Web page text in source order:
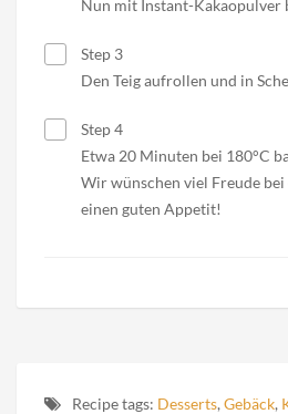
Nun mit Instant-Kakaopulver
Step 3
Den Teig aufrollen und in
Step 4
Etwa 20 Minuten bei 180°C
Wir wünschen viel Freude
einen guten Appetit!
Recipe tags: Desserts, Gebäck,